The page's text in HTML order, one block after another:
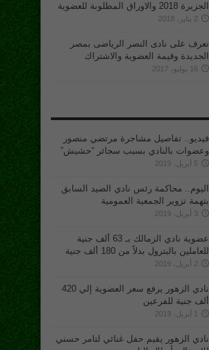
الجزيرة 2018 والاوراق المطلوبة للعضوية
2 يناير، 2018
تعرف على نادى النصر الرياضى بمصر
الجديدة وقيمة العضوية والاشتراك
16 يوليو، 2017
فيديو.. تفاصيل مشاجرة مرتضي منصور
وعضوات بالنادي بسبب سجائر “حشيش”
5 أبريل، 2019
اليوم.. محاكمة رئس نادي الصيد السابق
بتهمة تزوير الجمعية العمومية
3 أبريل، 2019
عضوية نادي الزمالك بـ 63 ألف جنية
للعاملين بالبترول بدلاً من 180 ألف جنية
2 أبريل، 2019
نادي الزهور يرفع سعر العضوية إلي 420
ألف جنية للفرعين
1 أبريل، 2019
نادي الزهور يقيم حفل غنائي لتامر حسني